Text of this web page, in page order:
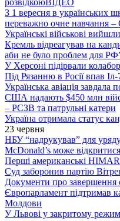
розвідкоюВІДЕО
З 1 вересня в українських
переважно очне навчання
Українські військові
Кремль відреагував на
аби не було проблем для
У Херсоні підірвали
Під Рязанню в Росії впав Іл-
Українська авіація завдала
США надають $450 млн
– РСЗВ та патрульні катери
Україна отримала статус
23 червня
НБУ “надрукував” для
McDonald’s може
Перші американські
Суд заборонив партію
Документи про завершення
Європарламент підтримав
Молдови
У Львові у закритому